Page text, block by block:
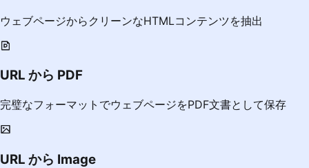
ウェブページからクリーンなHTMLコンテンツを抽出
URL から PDF
完璧なフォーマットでウェブページをPDF文書として保存
URL から Image